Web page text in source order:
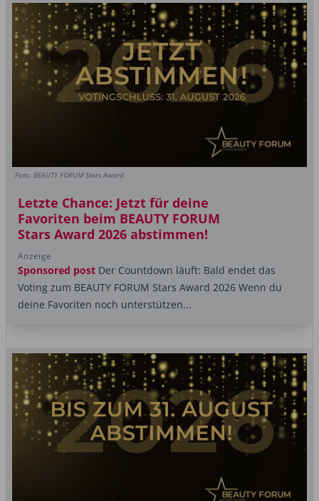
Foto: BEAUTY FORUM Stars Award
Letzte Chance: Jetzt für deine
Favoriten beim BEAUTY FORUM
Stars Award 2026 abstimmen!
Anzeige
Sponsored post Der Countdown läuft: Bald endet das
Voting zum BEAUTY FORUM Stars Award 2026 Wenn du
deine Favoriten noch unterstützen...